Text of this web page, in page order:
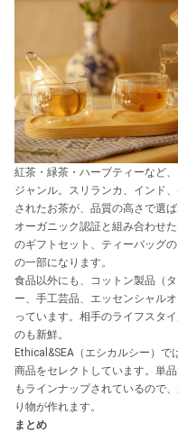
紅茶・緑茶・ハーブティーなど
ジャンル。スリランカ、インド
されたお茶が、品質の高さで選ば
オーガニック認証と組み合わせ
のギフトセット、ティーバッグ
の一部になります。
食品以外にも、コットン製品（
ー、手工芸品、エッセンシャル
っています。相手のライフスタ
のも新鮮。
Ethical&SEA（エシカルシー）
商品をセレクトしています。単
もラインナップされているので
り物が作れます。
まとめ